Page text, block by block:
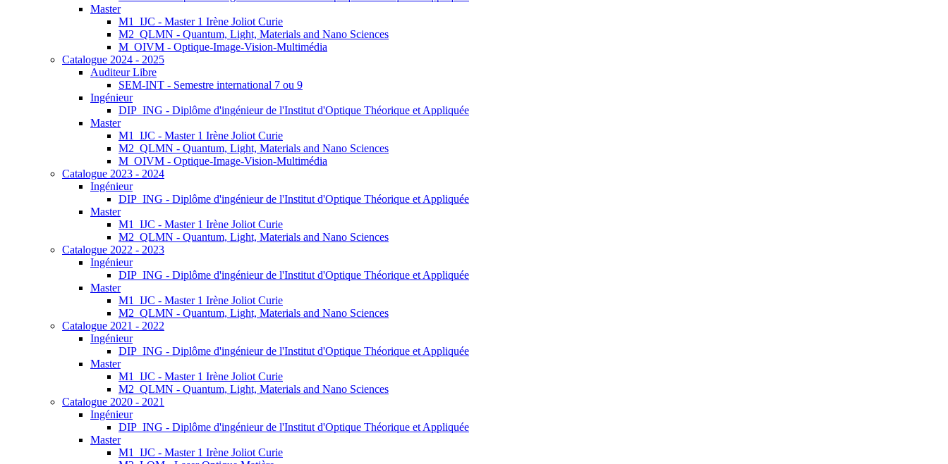
Master
M1_IJC - Master 1 Irène Joliot Curie
M2_QLMN - Quantum, Light, Materials and Nano Sciences
M_OIVM - Optique-Image-Vision-Multimédia
Catalogue 2024 - 2025
Auditeur Libre
SEM-INT - Semestre international 7 ou 9
Ingénieur
DIP_ING - Diplôme d'ingénieur de l'Institut d'Optique Théorique et Appliquée
Master
M1_IJC - Master 1 Irène Joliot Curie
M2_QLMN - Quantum, Light, Materials and Nano Sciences
M_OIVM - Optique-Image-Vision-Multimédia
Catalogue 2023 - 2024
Ingénieur
DIP_ING - Diplôme d'ingénieur de l'Institut d'Optique Théorique et Appliquée
Master
M1_IJC - Master 1 Irène Joliot Curie
M2_QLMN - Quantum, Light, Materials and Nano Sciences
Catalogue 2022 - 2023
Ingénieur
DIP_ING - Diplôme d'ingénieur de l'Institut d'Optique Théorique et Appliquée
Master
M1_IJC - Master 1 Irène Joliot Curie
M2_QLMN - Quantum, Light, Materials and Nano Sciences
Catalogue 2021 - 2022
Ingénieur
DIP_ING - Diplôme d'ingénieur de l'Institut d'Optique Théorique et Appliquée
Master
M1_IJC - Master 1 Irène Joliot Curie
M2_QLMN - Quantum, Light, Materials and Nano Sciences
Catalogue 2020 - 2021
Ingénieur
DIP_ING - Diplôme d'ingénieur de l'Institut d'Optique Théorique et Appliquée
Master
M1_IJC - Master 1 Irène Joliot Curie